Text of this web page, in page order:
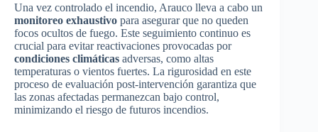
Una vez controlado el incendio, Arauco lleva a cabo un
monitoreo exhaustivo para asegurar que no queden
focos ocultos de fuego. Este seguimiento continuo es
crucial para evitar reactivaciones provocadas por
condiciones climáticas adversas, como altas
temperaturas o vientos fuertes. La rigurosidad en este
proceso de evaluación post-intervención garantiza que
las zonas afectadas permanezcan bajo control,
minimizando el riesgo de futuros incendios.